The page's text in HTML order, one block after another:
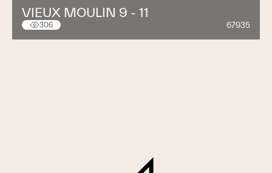
VIEUX MOULIN 9 - 11
306 67935